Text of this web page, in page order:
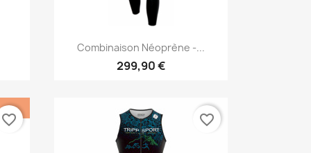
Vorschau
Combinaison Néoprène -...
299,90 €
favorite_border favorite_border